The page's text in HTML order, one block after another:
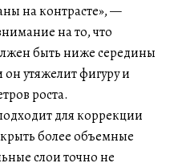
на контрасте», —
на то, что
быть ниже середины
утяжелит фигуру и
роста.
для коррекции
более объемные
слои точно не